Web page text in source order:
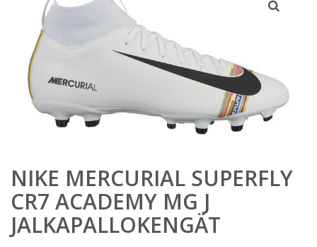
NIKE MERCURIAL SUPERFLY
CR7 ACADEMY MG J
JALKAPALLOKENGÄT